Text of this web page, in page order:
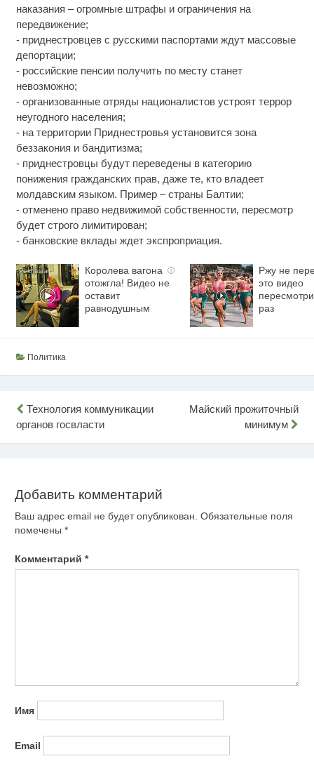
наказания – огромные штрафы и ограничения на
передвижение;
- приднестровцев с русскими паспортами ждут массовые
депортации;
- российские пенсии получить по месту станет
невозможно;
- организованные отряды националистов устроят террор
неугодного населения;
- на территории Приднестровья установится зона
беззакония и бандитизма;
- приднестровцы будут переведены в категорию
понижения гражданских прав, даже те, кто владеет
молдавским языком. Пример – страны Балтии;
- отменено право недвижимой собственности, пересмотр
будет строго лимитирован;
- банковские вклады ждет экспроприация.
i
Королева вагона
отожгла! Видео не
оставит
равнодушным
Ржу не
это видео
раз
Политика
Навигация
по
Технология коммуникации
органов госвласти
Майский прожиточный
минимум
Добавить комментарий
Ваш адрес email не будет опубликован. Обязательные поля
помечены *
Комментарий *
Имя
Email